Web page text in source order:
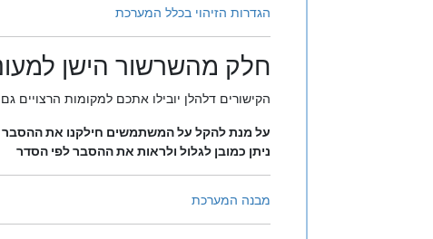
הגדרות הזיהוי בכלל המערכת
חלק מהשרשור הישן
הקישורים דלהלן יובילו אתכם למקומות הרצויים
על מנת להקל על המשתמשים חילקנו את ההסבר
ניתן כמובן לגלול ולראות את ההסבר לפי הסדר
מבנה המערכת